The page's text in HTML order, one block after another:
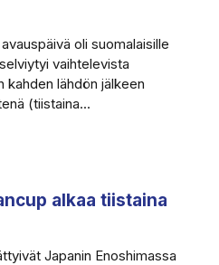
oli suomalaisille
vaihtelevista
kahden lähdön jälkeen
(tiistaina...
alkaa tiistaina
Japanin Enoshimassa